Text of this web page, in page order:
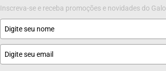
Inscreva-se e receba promoções e novidades do Galo